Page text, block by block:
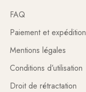
FAQ
Paiement et expédition
Mentions légales
Conditions d’utilisation
Droit de rétractation